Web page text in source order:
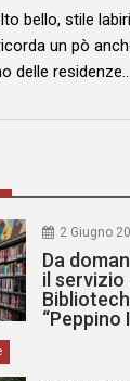
bello, stile
un pò
delle residenze…
2 Giugno
Da
il
“Peppino